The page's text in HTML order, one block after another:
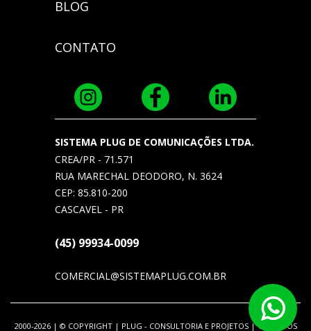
BLOG
CONTATO
SISTEMA PLUG DE COMUNICAÇÕES LTDA.
CREA/PR - 71.571
RUA MARECHAL DEODORO, N. 3624
CEP: 85.810-200
CASCAVEL - PR
(45) 99934-0099
COMERCIAL@SISTEMAPLUG.COM.BR
2000-2026 | © COPYRIGHT | PLUG - CONSULTORIA E PROJETOS | TODOS OS